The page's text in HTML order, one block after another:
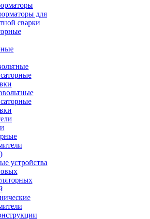
для
сварки
устройства